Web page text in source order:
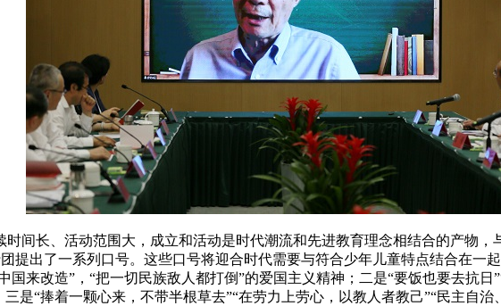
长、活动范围大，成立和活动是时代潮流和先进教育理念相结合的产物，
提出了一系列口号。这些口号将迎合时代需要与符合少年儿童特点结合在一
国来改造”，“把一切民族敌人都打倒”的爱国主义精神；二是“要饭也要去抗
是“捧着一颗心来，不带半根草去”“在劳力上劳心，以教人者教己”“民主自